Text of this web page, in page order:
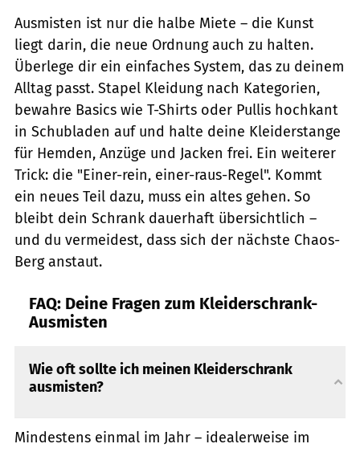
Ausmisten ist nur die halbe Miete – die Kunst
liegt darin, die neue Ordnung auch zu halten.
Überlege dir ein einfaches System, das zu deinem
Alltag passt. Stapel Kleidung nach Kategorien,
bewahre Basics wie T-Shirts oder Pullis hochkant
in Schubladen auf und halte deine Kleiderstange
für Hemden, Anzüge und Jacken frei. Ein weiterer
Trick: die "Einer-rein, einer-raus-Regel". Kommt
ein neues Teil dazu, muss ein altes gehen. So
bleibt dein Schrank dauerhaft übersichtlich –
und du vermeidest, dass sich der nächste Chaos-
Berg anstaut.
FAQ: Deine Fragen zum Kleiderschrank-
Ausmisten
Wie oft sollte ich meinen Kleiderschrank
ausmisten?
Mindestens einmal im Jahr – idealerweise im